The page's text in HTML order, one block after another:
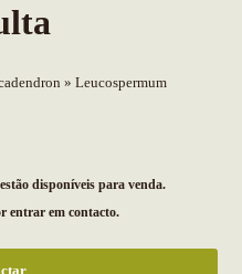
Leucospermum
disponíveis para venda.
entrar em contacto.